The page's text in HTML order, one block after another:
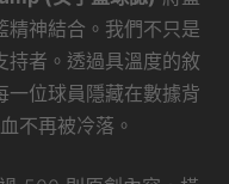
精神結合。我們不只是
持者。透過具溫度的敘
一位球員隱藏在數據背
不再被冷落。